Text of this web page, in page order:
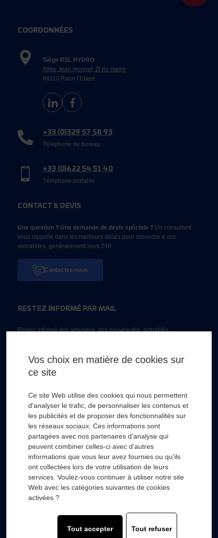
COORDONNÉES
Siège RSL HYDRO
Allée Jean monnet, ZI du Hagis
88110 Raon l’Etape
+33 (0)329 57 58 93
Téléphone de bureau
+33 (0)622 54 51 40
Téléphone portable
CONTACT & DEVIS
Une question ? Une demande de devis spéciale ? Un consultant
vous rappelle dans les meilleurs délais pour répondre à vos
demandes, généralement sous 24h
Contactez-nous
RESTEZ INFORMÉ PAR MAIL
Restez informé des arrivages, des nouveautés, actualités...
RSL HYDRO +
FOURNISSEURS +
SECTEURS D’ACTIVITÉS
Vos choix en matière de cookies sur
ce site
Ce site Web utilise des cookies qui nous permettent
d'analyser le trafic, de personnaliser les contenus et
les publicités et de proposer des fonctionnalités sur
les réseaux sociaux. Ces informations sont
partagées avec nos partenaires d'analyse qui
peuvent combiner celles-ci avec d'autres
informations que vous leur avez fournies ou qu'ils
ont collectées lors de votre utilisation de leurs
services. Voulez-vous continuer à utiliser notre site
Web avec les catégories suivantes de cookies
activées ?
Tout accepter Tout refuser